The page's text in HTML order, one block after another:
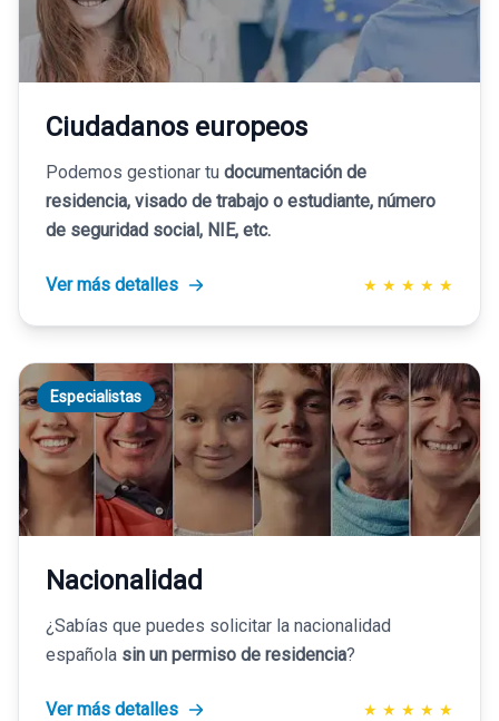
Ciudadanos europeos
Podemos gestionar tu documentación de
residencia, visado de trabajo o estudiante, número
de seguridad social, NIE, etc.
Ver más detalles ★ ★ ★ ★ ★
Especialistas
Nacionalidad
¿Sabías que puedes solicitar la nacionalidad
española sin un permiso de residencia?
Ver más detalles ★ ★ ★ ★ ★